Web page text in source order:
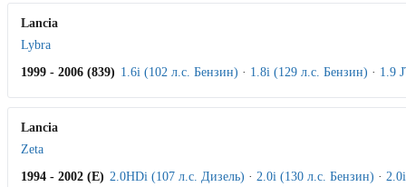
Lancia
Lybra
1999 - 2006 (839) 1.6i (102 л.с. Бензин) · 1.8i (129 л.с. Бензин) · 1.9
Lancia
Zeta
1994 - 2002 (E) 2.0HDi (107 л.с. Дизель) · 2.0i (130 л.с. Бензин) ·